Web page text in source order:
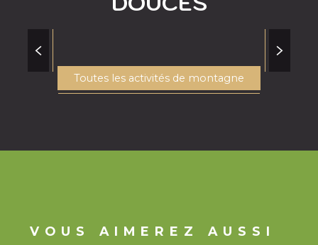
DAMIEN TOUSSAINT - PÊCHE PYRÉNÉES ST
LARY
Toutes les activités de montagne
VOUS AIMEREZ AUSSI